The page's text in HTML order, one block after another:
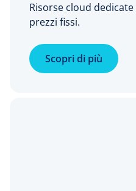
Risorse cloud
prezzi fissi.
Scopri di più